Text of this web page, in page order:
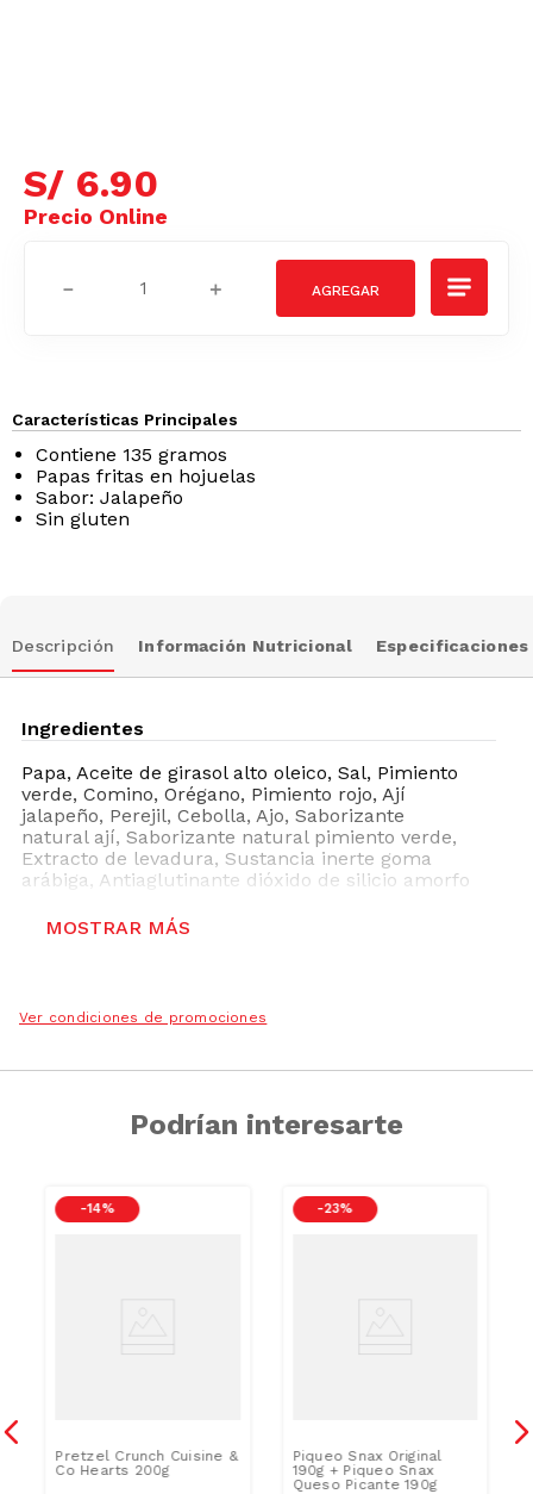
S/ 6.90
＋
－
Características Principales
Contiene 135 gramos
Papas fritas en hojuelas
Sabor: Jalapeño
Sin gluten
Descripción Información Nutricional Especificaciones
Ingredientes
Papa, Aceite de girasol alto oleico, Sal, Pimiento
verde, Comino, Orégano, Pimiento rojo, Ají
jalapeño, Perejil, Cebolla, Ajo, Saborizante
natural ají, Saborizante natural pimiento verde,
Extracto de levadura, Sustancia inerte goma
arábiga, Antiaglutinante dióxido de silicio amorfo
Puede contener
MOSTRAR MÁS
Ver condiciones de promociones
Podrían interesarte
-14 %
Pretzel Crunch Cuisine &
Co Hearts 200g
-23 %
Piqueo Snax Original
190g + Piqueo Snax
Queso Picante 190g